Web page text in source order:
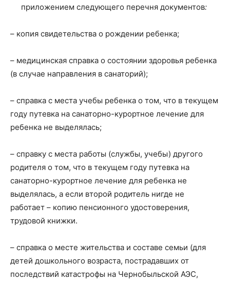
приложением следующего перечня документов:
– копия свидетельства о рождении ребенка;
– медицинская справка о состоянии здоровья ребенка
(в случае направления в санаторий);
– справка с места учебы ребенка о том, что в текущем
году путевка на санаторно-курортное лечение для
ребенка не выделялась;
– справку с места работы (службы, учебы) другого
родителя о том, что в текущем году путевка на
санаторно-курортное лечение для ребенка не
выделялась, а если второй родитель нигде не
работает – копию пенсионного удостоверения,
трудовой книжки.
– справка о месте жительства и составе семьи (для
детей дошкольного возраста, пострадавших от
последствий катастрофы на Чернобыльской АЭС,